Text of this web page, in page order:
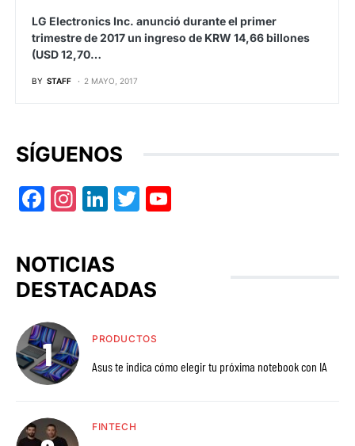
LG Electronics Inc. anunció durante el primer
trimestre de 2017 un ingreso de KRW 14,66 billones
(USD 12,70…
BY STAFF 2 MAYO, 2017
SÍGUENOS
Facebook
Instagram
LinkedIn
Twitter
NOTICIAS
DESTACADAS
PRODUCTOS
Asus te indica cómo elegir tu próxima notebook con IA
FINTECH